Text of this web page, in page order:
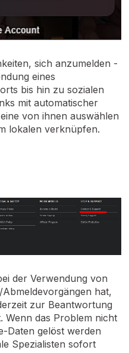
sich anzumelden -
eines
bis hin zu sozialen
mit automatischer
von ihnen auswählen
lokalen verknüpfen.
der Verwendung von
hat,
zur Beantwortung
Wenn das Problem nicht
Daten gelöst werden
Spezialisten sofort